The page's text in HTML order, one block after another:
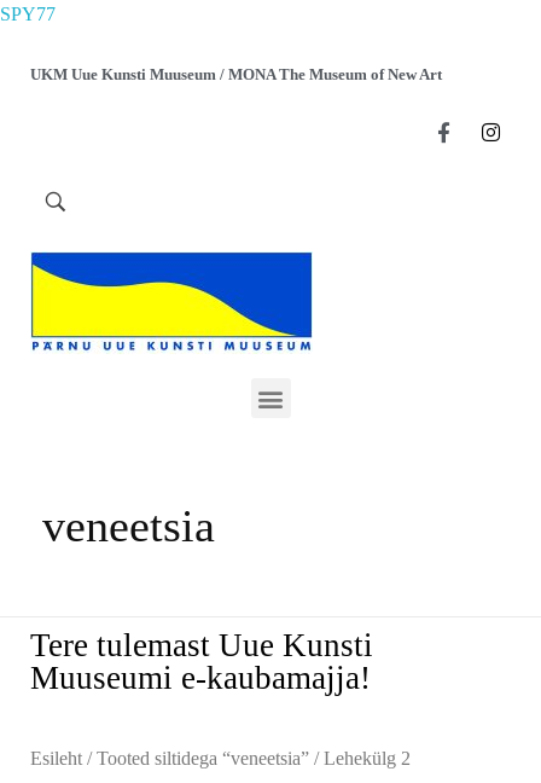
SPY77
UKM Uue Kunsti Muuseum / MONA The Museum of New Art
veneetsia
Tere tulemast Uue Kunsti
Muuseumi e-kaubamajja!
Esileht /Tooted siltidega “veneetsia” / Lehekülg 2